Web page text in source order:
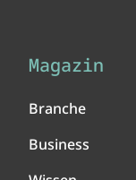
Magazin
Branche
Business